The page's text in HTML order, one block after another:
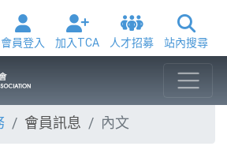
會員登入 加入TCA 人才招募 站內搜尋
會員訊息 內文